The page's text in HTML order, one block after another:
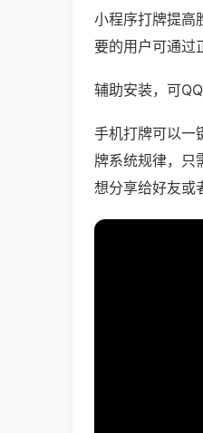
小程序打牌提高
要的用户可通过
辅助安装，可
手机打牌可以一
牌系统规律，只
想分享给好友或